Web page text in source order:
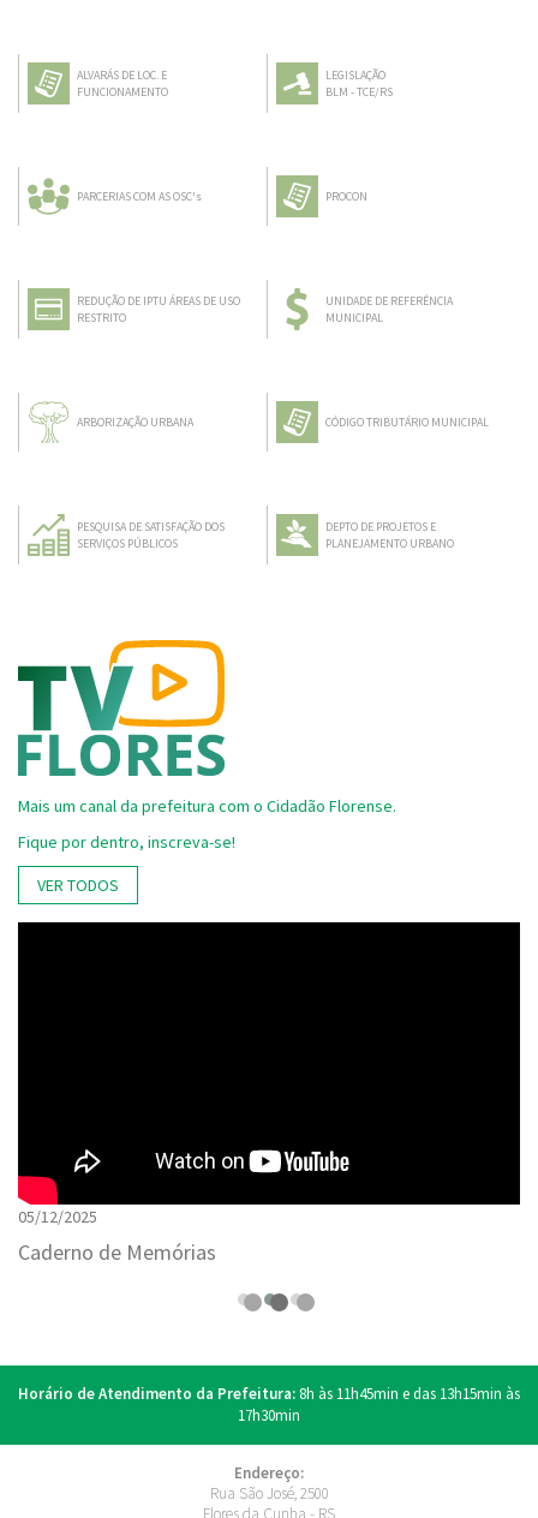
ALVARÁS DE LOC. E
FUNCIONAMENTO
LEGISLAÇÃO
BLM - TCE/RS
PARCERIAS COM AS OSC's PROCON
REDUÇÃO DE IPTU ÁREAS DE USO
RESTRITO
UNIDADE DE REFERÊNCIA
MUNICIPAL
ARBORIZAÇÃO URBANA CÓDIGO TRIBUTÁRIO MUNICIPAL
PESQUISA DE SATISFAÇÃO DOS
SERVIÇOS PÚBLICOS
DEPTO DE PROJETOS E
PLANEJAMENTO URBANO
Mais um canal da prefeitura com o Cidadão Florense.
Fique por dentro, inscreva-se!
VER TODOS
05/12/2025
Caderno de Memórias
Horário de Atendimento da Prefeitura:8h às 11h45min e das 13h15min às
17h30min
Endereço:
Rua São José, 2500